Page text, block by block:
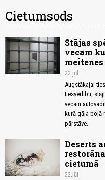
Cietumsods
Stājas
vecam
22.jūl
Augstākajai
tiesvedību,
vecam
kurā gāja bojā
pārstāve.
Deserts
cietumā
22.jūl